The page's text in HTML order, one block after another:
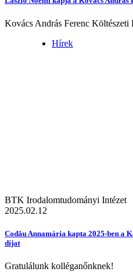
Kovács András Ferenc Költészeti
Hírek
BTK Irodalomtudományi Intézet
2025.02.12
Codău Annamária kapta 2025-ben
díjat
Gratulálunk kolléganőnknek!